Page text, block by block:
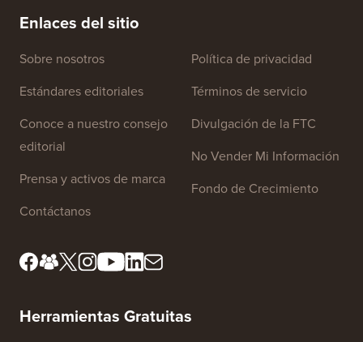
Enlaces del sitio
Sobre nosotros
Estándares editoriales
Conoce a nuestro consejo
editorial
Prensa y activos de marca
Contáctanos
Política de privacidad
Términos de servicio
Divulgación de la FTC
No Vender Mi Información
Fondo de Crecimiento
Herramientas Gratuitas